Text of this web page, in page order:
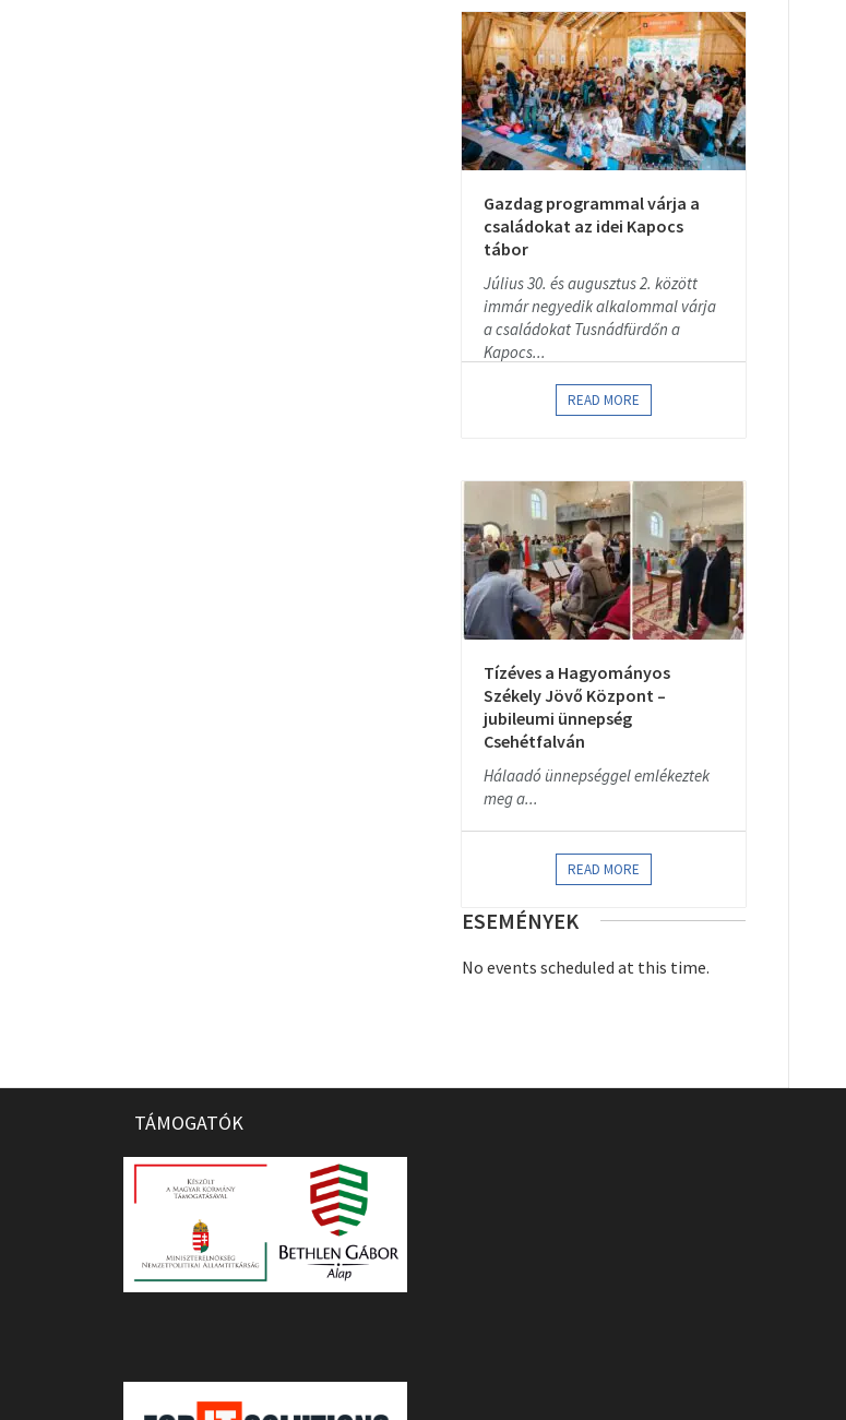
Gazdag programmal várja a
családokat az idei Kapocs
tábor
Július 30. és augusztus 2. között
immár negyedik alkalommal várja
a családokat Tusnádfürdőn a
Kapocs...
READ MORE
Tízéves a Hagyományos
Székely Jövő Központ –
jubileumi ünnepség
Csehétfalván
Hálaadó ünnepséggel emlékeztek
meg a...
READ MORE
ESEMÉNYEK
No events scheduled at this time.
TÁMOGATÓK